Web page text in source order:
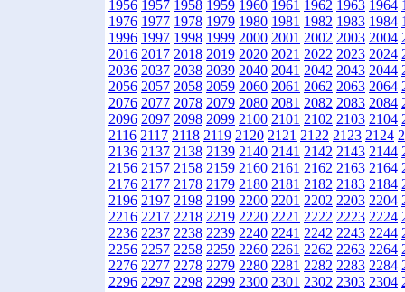
1956 1957 1958 1959 1960 1961 1962 1963 1964
1976 1977 1978 1979 1980 1981 1982 1983 1984
1996 1997 1998 1999 2000 2001 2002 2003 2004
2016 2017 2018 2019 2020 2021 2022 2023 2024
2036 2037 2038 2039 2040 2041 2042 2043 2044
2056 2057 2058 2059 2060 2061 2062 2063 2064
2076 2077 2078 2079 2080 2081 2082 2083 2084
2096 2097 2098 2099 2100 2101 2102 2103 2104
2116 2117 2118 2119 2120 2121 2122 2123 2124
2136 2137 2138 2139 2140 2141 2142 2143 2144
2156 2157 2158 2159 2160 2161 2162 2163 2164
2176 2177 2178 2179 2180 2181 2182 2183 2184
2196 2197 2198 2199 2200 2201 2202 2203 2204
2216 2217 2218 2219 2220 2221 2222 2223 2224
2236 2237 2238 2239 2240 2241 2242 2243 2244
2256 2257 2258 2259 2260 2261 2262 2263 2264
2276 2277 2278 2279 2280 2281 2282 2283 2284
2296 2297 2298 2299 2300 2301 2302 2303 2304